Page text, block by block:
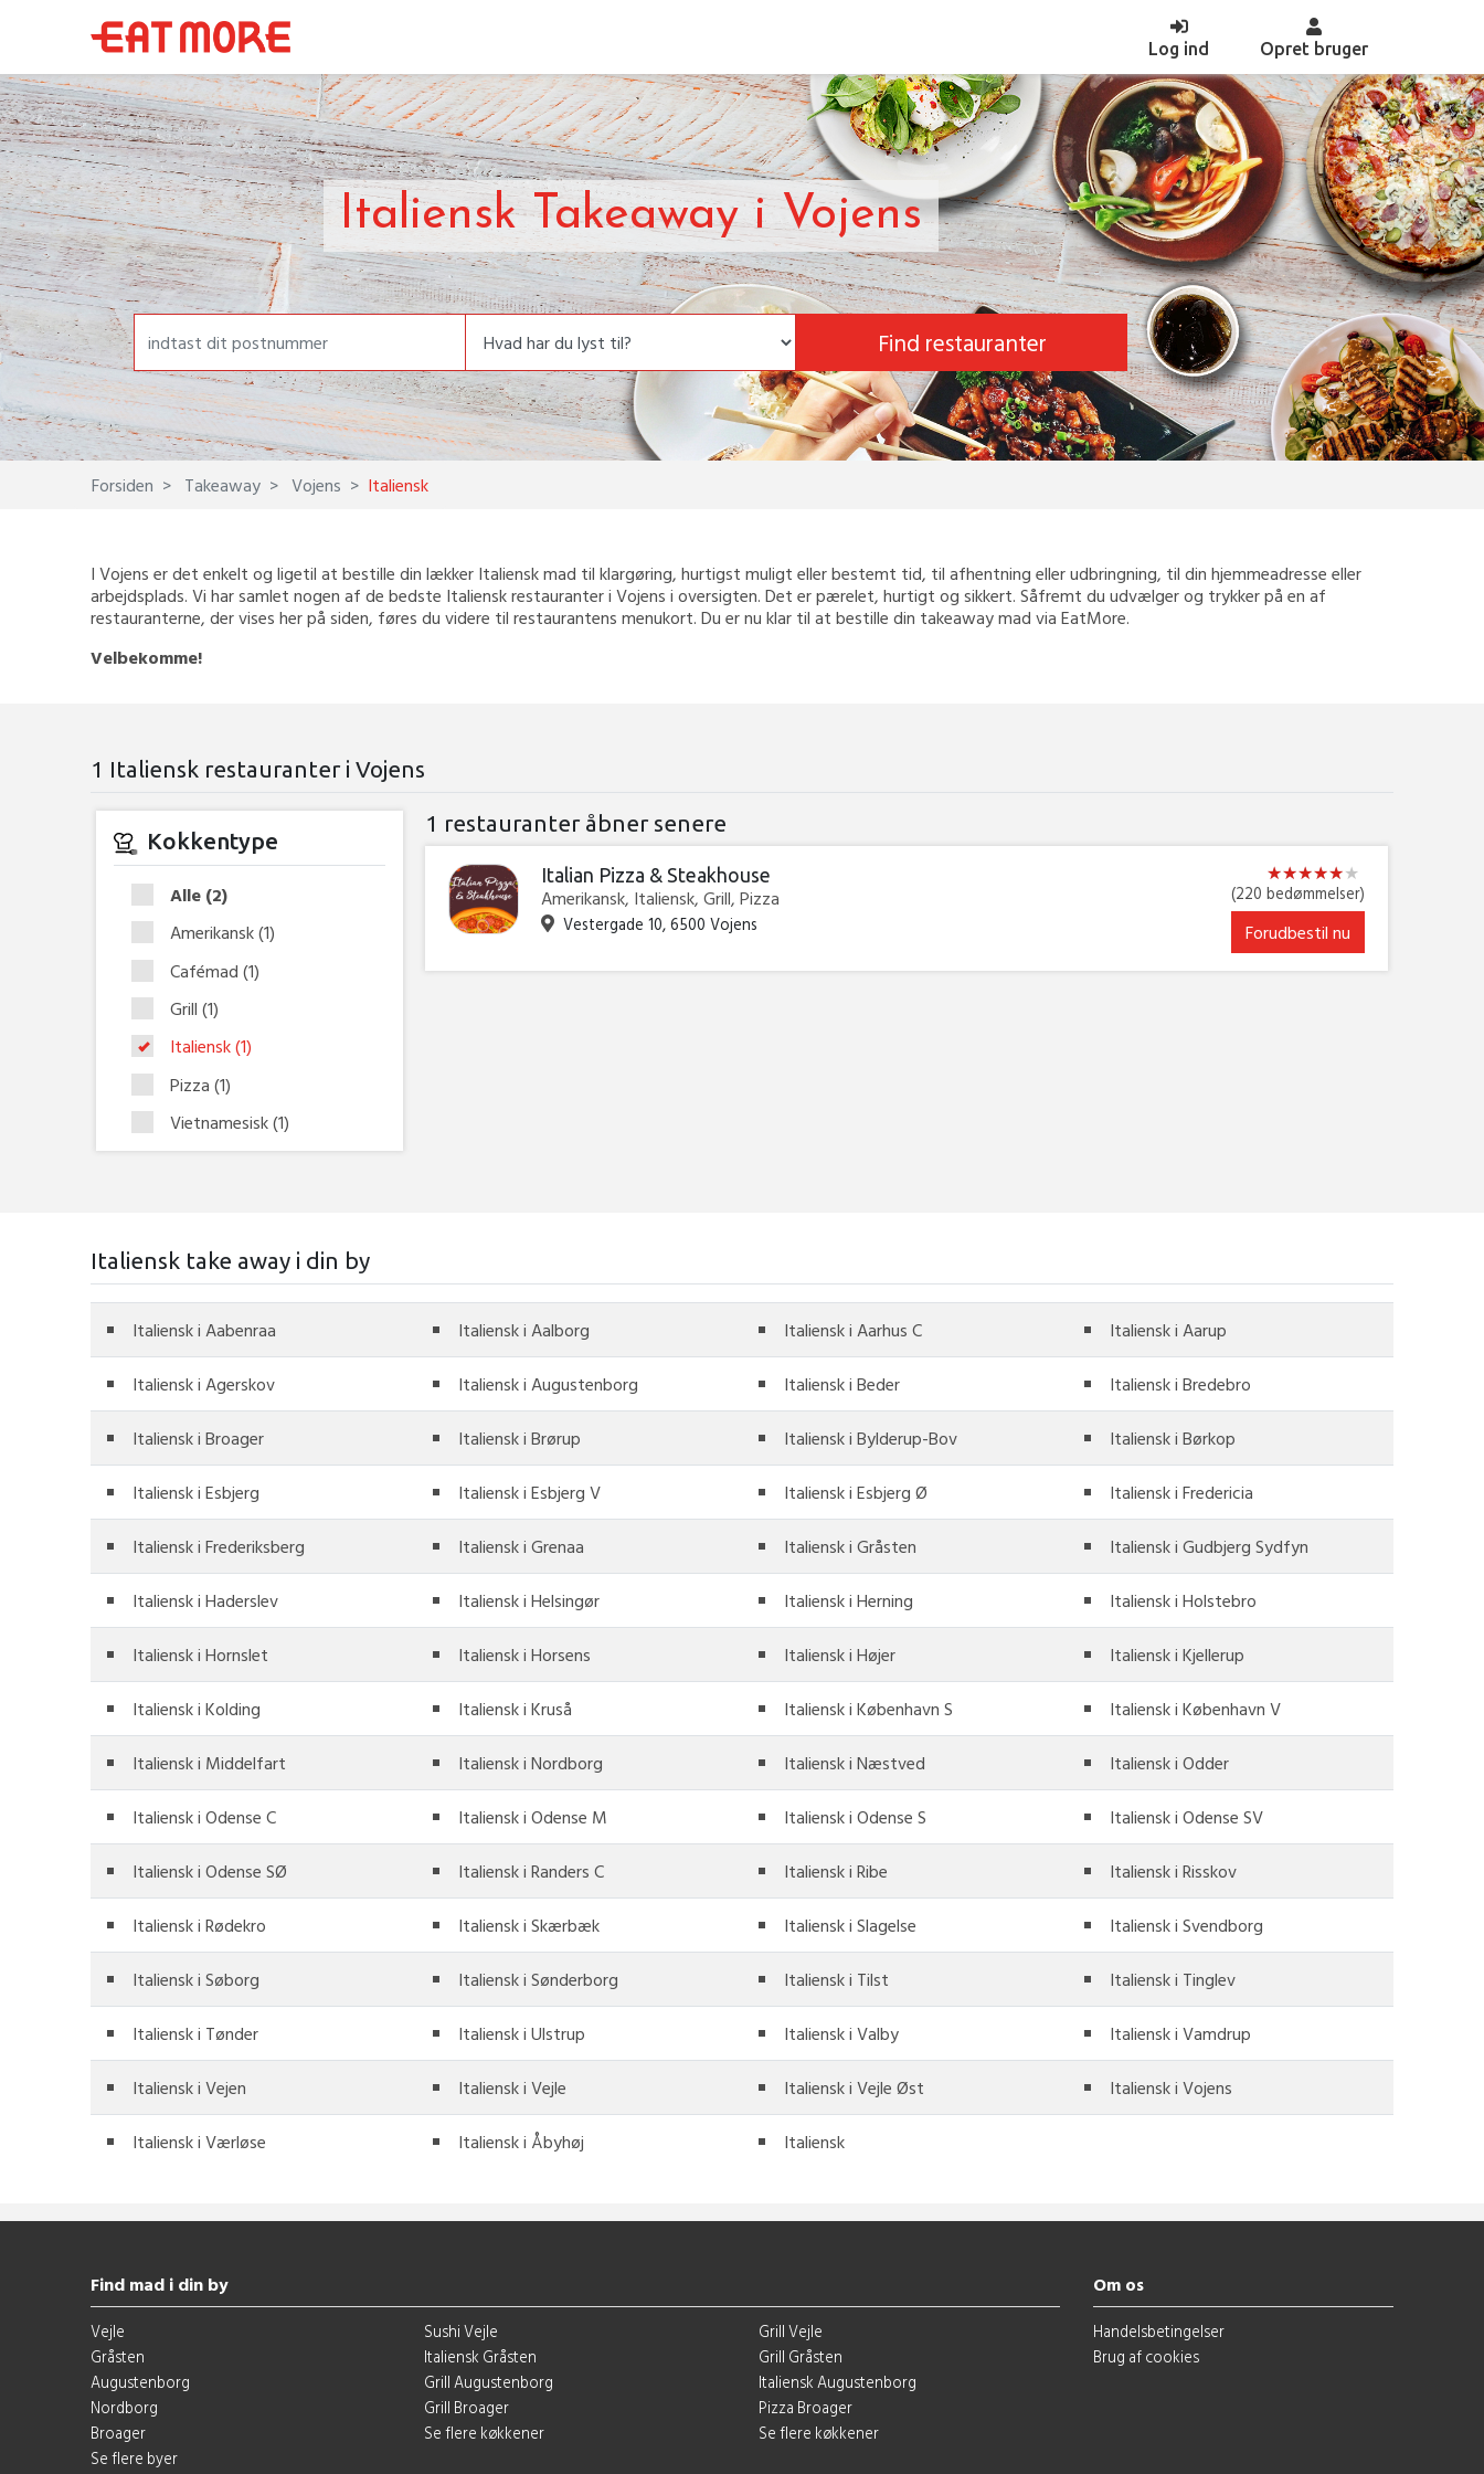
Log ind (current)Opret bruger
Italiensk Takeaway i Vojens
Find restauranter
Forsiden Takeaway Vojens Italiensk
I Vojens er det enkelt og ligetil at bestille din lækker Italiensk mad til klargøring, hurtigst muligt eller bestemt tid, til afhentning eller udbringning, til din hjemmeadresse eller
arbejdsplads. Vi har samlet nogen af de bedste Italiensk restauranter i Vojens i oversigten. Det er pærelet, hurtigt og sikkert. Såfremt du udvælger og trykker på en af
restauranterne, der vises her på siden, føres du videre til restaurantens menukort. Du er nu klar til at bestille din takeaway mad via EatMore.
Velbekomme!
1 Italiensk restauranter i Vojens
Kokkentype
Alle (2)
Amerikansk(1)
Cafémad (1)
Grill (1)
Italiensk(1)
Pizza (1)
Vietnamesisk(1)
1 restauranter åbner senere
Italian Pizza & Steakhouse
Amerikansk, Italiensk, Grill, Pizza
Vestergade 10, 6500 Vojens
★★★★★★
★★★★★★
(220 bedømmelser)
Forudbestil nu
Italiensk take away i din by
Italiensk i Aabenraa Italiensk i Aalborg Italiensk i Aarhus C Italiensk i Aarup
Italiensk i Agerskov Italiensk i Augustenborg Italiensk i Beder Italiensk i Bredebro
Italiensk i Broager Italiensk i Brørup Italiensk i Bylderup-Bov Italiensk i Børkop
Italiensk i Esbjerg Italiensk i Esbjerg V Italiensk i Esbjerg Ø Italiensk i Fredericia
Italiensk i Frederiksberg Italiensk i Grenaa Italiensk i Gråsten Italiensk i Gudbjerg Sydfyn
Italiensk i Haderslev Italiensk i Helsingør Italiensk i Herning Italiensk i Holstebro
Italiensk i Hornslet Italiensk i Horsens Italiensk i Højer Italiensk i Kjellerup
Italiensk i Kolding Italiensk i Kruså Italiensk i København S Italiensk i København V
Italiensk i Middelfart Italiensk i Nordborg Italiensk i Næstved Italiensk i Odder
Italiensk i Odense C Italiensk i Odense M Italiensk i Odense S Italiensk i Odense SV
Italiensk i Odense SØ Italiensk i Randers C Italiensk i Ribe Italiensk i Risskov
Italiensk i Rødekro Italiensk i Skærbæk Italiensk i Slagelse Italiensk i Svendborg
Italiensk i Søborg Italiensk i Sønderborg Italiensk i Tilst Italiensk i Tinglev
Italiensk i Tønder Italiensk i Ulstrup Italiensk i Valby Italiensk i Vamdrup
Italiensk i Vejen Italiensk i Vejle Italiensk i Vejle Øst Italiensk i Vojens
Italiensk i Værløse Italiensk i Åbyhøj Italiensk
Find mad i din by
Vejle
Gråsten
Augustenborg
Nordborg
Broager
Se flere byer
Sushi Vejle
Italiensk Gråsten
Grill Augustenborg
Grill Broager
Se flere køkkener
Grill Vejle
Grill Gråsten
Italiensk Augustenborg
Pizza Broager
Se flere køkkener
Om os
Handelsbetingelser
Brug af cookies